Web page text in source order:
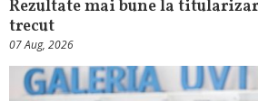
Rezultate mai bune la
trecut
07 Aug, 2026